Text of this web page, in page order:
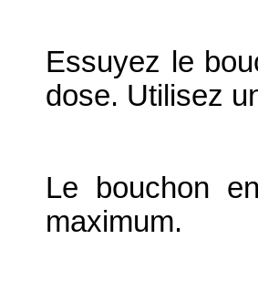
Essuyez le
dose. Utilisez
Le bouchon
maximum.